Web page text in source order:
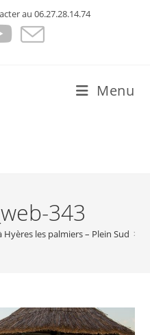
au 06.27.28.14.74
Menu
343
Hyères les palmiers – Plein Sud >